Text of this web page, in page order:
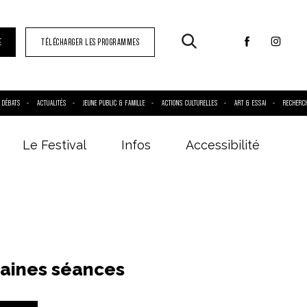
TÉLÉCHARGER LES PROGRAMMES
DÉBATS ACTUALITÉS JEUNE PUBLIC & FAMILLE ACTIONS CULTURELLES ART & ESSAI
Le Festival Infos Accessibilité
séances